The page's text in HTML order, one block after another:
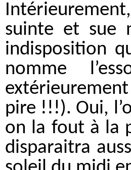
suinte et sue
indisposition
nomme
pire !!!). Oui,
on la fout à la
disparaitra